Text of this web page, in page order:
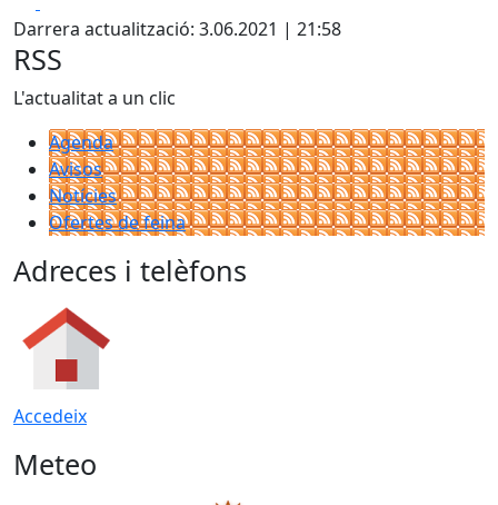
Darrera actualització: 3.06.2021 | 21:58
RSS
L'actualitat a un clic
Agenda
Avisos
Notícies
Ofertes de feina
Adreces i telèfons
Accedeix
Meteo